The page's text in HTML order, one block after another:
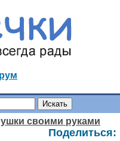
своими руками
Поделиться: